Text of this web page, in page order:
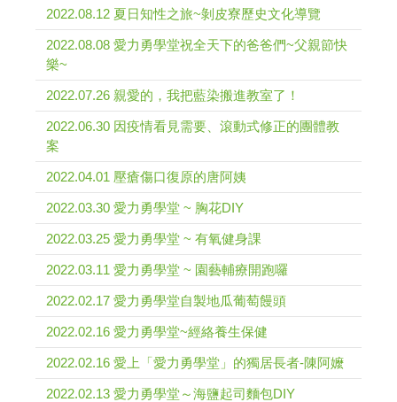
2022.08.12 夏日知性之旅~剝皮寮歷史文化導覽
2022.08.08 愛力勇學堂祝全天下的爸爸們~父親節快
樂~
2022.07.26 親愛的，我把藍染搬進教室了！
2022.06.30 因疫情看見需要、滾動式修正的團體教
案
2022.04.01 壓瘡傷口復原的唐阿姨
2022.03.30 愛力勇學堂 ~ 胸花DIY
2022.03.25 愛力勇學堂 ~ 有氧健身課
2022.03.11 愛力勇學堂 ~ 園藝輔療開跑囉
2022.02.17 愛力勇學堂自製地瓜葡萄饅頭
2022.02.16 愛力勇學堂~經絡養生保健
2022.02.16 愛上「愛力勇學堂」的獨居長者-陳阿嬤
2022.02.13 愛力勇學堂～海鹽起司麵包DIY